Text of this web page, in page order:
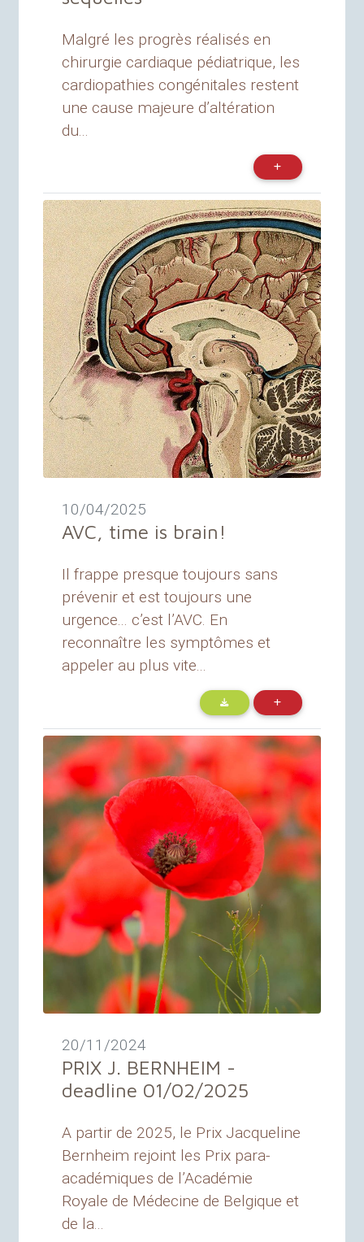
Malgré les progrès réalisés en
chirurgie cardiaque pédiatrique, les
cardiopathies congénitales restent
une cause majeure d’altération
du...
10/04/2025
AVC, time is brain !
Il frappe presque toujours sans
prévenir et est toujours une
urgence... c’est l’AVC. En
reconnaître les symptômes et
appeler au plus vite...
20/11/2024
PRIX J. BERNHEIM -
deadline 01/02/2025
A partir de 2025, le Prix Jacqueline
Bernheim rejoint les Prix para-
académiques de l’Académie
Royale de Médecine de Belgique et
de la...